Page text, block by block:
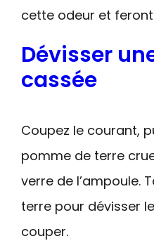
cette odeur et
Dévisser
cassée
Coupez le courant,
pomme de terre
verre de l’ampoule.
terre pour dévisser
couper.